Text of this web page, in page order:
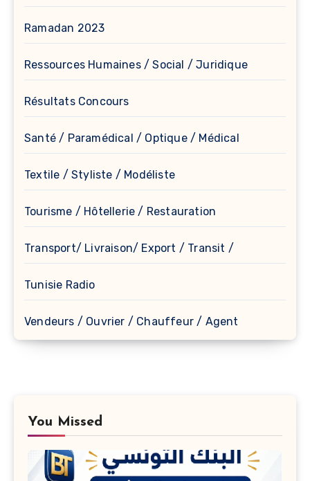
Ramadan 2023
Ressources Humaines / Social / Juridique
Résultats Concours
Santé / Paramédical / Optique / Médical
Textile / Styliste / Modéliste
Tourisme / Hôtellerie / Restauration
Transport/ Livraison/ Export / Transit /
Tunisie Radio
Vendeurs / Ouvrier / Chauffeur / Agent
You Missed